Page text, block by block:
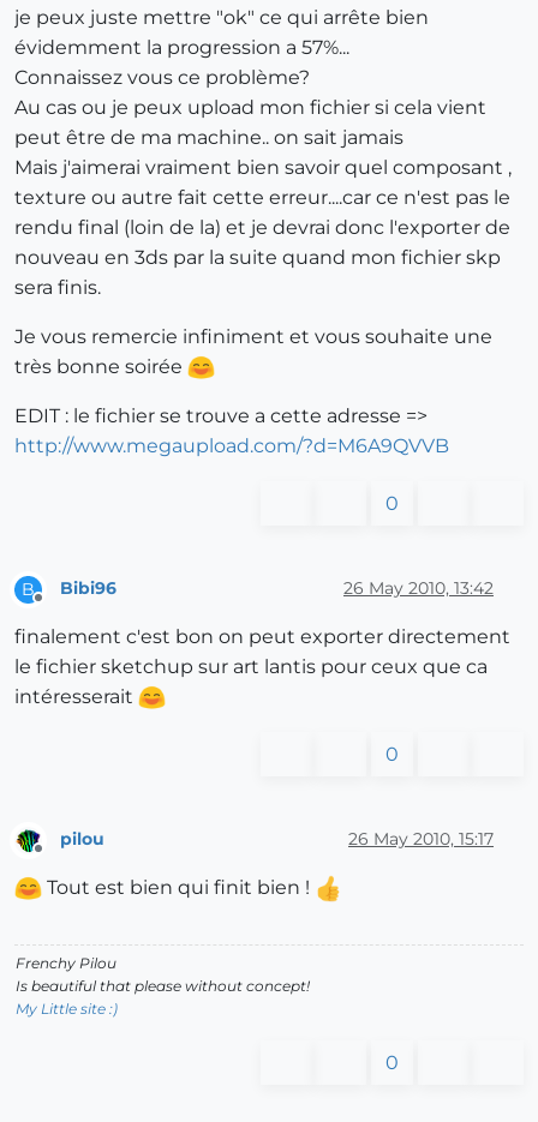
je peux juste mettre "ok" ce qui arrête bien
évidemment la progression a 57%...
Connaissez vous ce problème?
Au cas ou je peux upload mon fichier si cela vient
peut être de ma machine.. on sait jamais
Mais j'aimerai vraiment bien savoir quel composant ,
texture ou autre fait cette erreur....car ce n'est pas le
rendu final (loin de la) et je devrai donc l'exporter de
nouveau en 3ds par la suite quand mon fichier skp
sera finis.
Je vous remercie infiniment et vous souhaite une
très bonne soirée
EDIT : le fichier se trouve a cette adresse =>
http://www.megaupload.com/?d=M6A9QVVB
0
B Bibi96 26 May 2010, 13:42
finalement c'est bon on peut exporter directement
le fichier sketchup sur art lantis pour ceux que ca
intéresserait
0
pilou 26 May 2010, 15:17
Tout est bien qui finit bien !
Frenchy Pilou
Is beautiful that please without concept!
My Little site :)
0